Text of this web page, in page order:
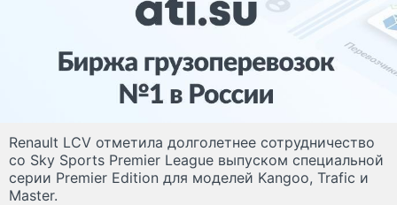
Renault LCV отметила долголетнее сотрудничество
со Sky Sports Premier League выпуском специальной
серии Premier Edition для моделей Kangoo, Trafic и
Master.